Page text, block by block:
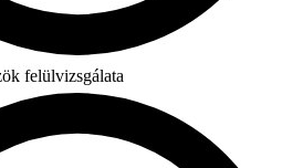
felülvizsgálata